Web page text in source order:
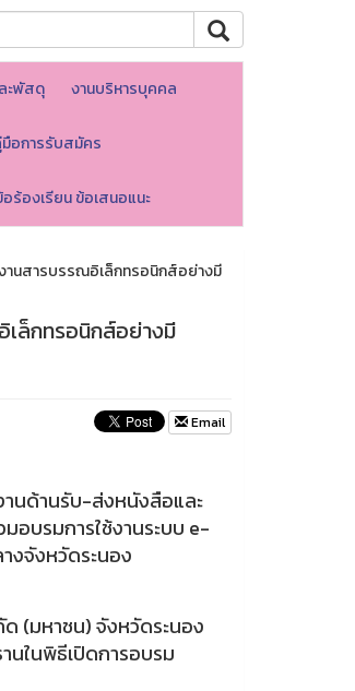
ะพัสดุ งานบริหารบุคคล
อการรับสมัคร
ร้องเรียน ข้อเสนอแนะ
านสารบรรณอิเล็กทรอนิกส์อย่างมี
ล็กทรอนิกส์อย่างมี
Email
นด้านรับ-ส่งหนังสือและ
อบรมการใช้งานระบบ e-
งจังหวัดระนอง
(มหาชน) จังหวัดระนอง
นในพิธีเปิดการอบรม